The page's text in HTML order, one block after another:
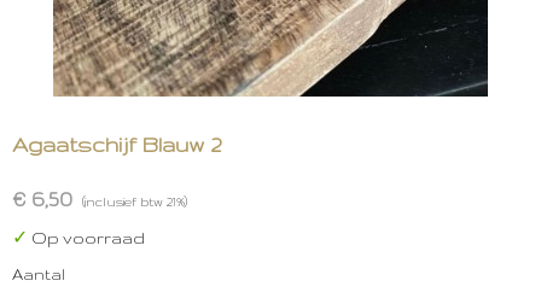
Agaatschijf Blauw 2
€ 6,50 (inclusief btw 21%)
✓ Op voorraad
Aantal